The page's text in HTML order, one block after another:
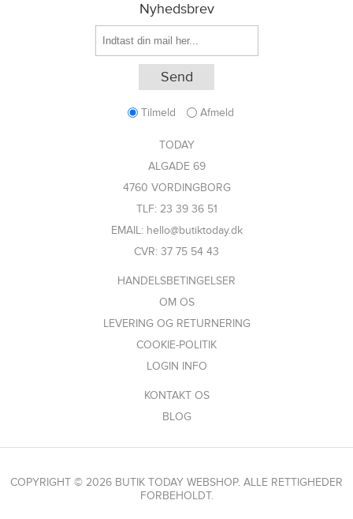
Nyhedsbrev
Tilmeld Afmeld
TODAY
ALGADE 69
4760 VORDINGBORG
TLF: 23 39 36 51
EMAIL: hello@butiktoday.dk
CVR: 37 75 54 43
HANDELSBETINGELSER
OM OS
LEVERING OG RETURNERING
COOKIE-POLITIK
LOGIN INFO
KONTAKT OS
BLOG
COPYRIGHT © 2026 BUTIK TODAY WEBSHOP. ALLE RETTIGHEDER
FORBEHOLDT.